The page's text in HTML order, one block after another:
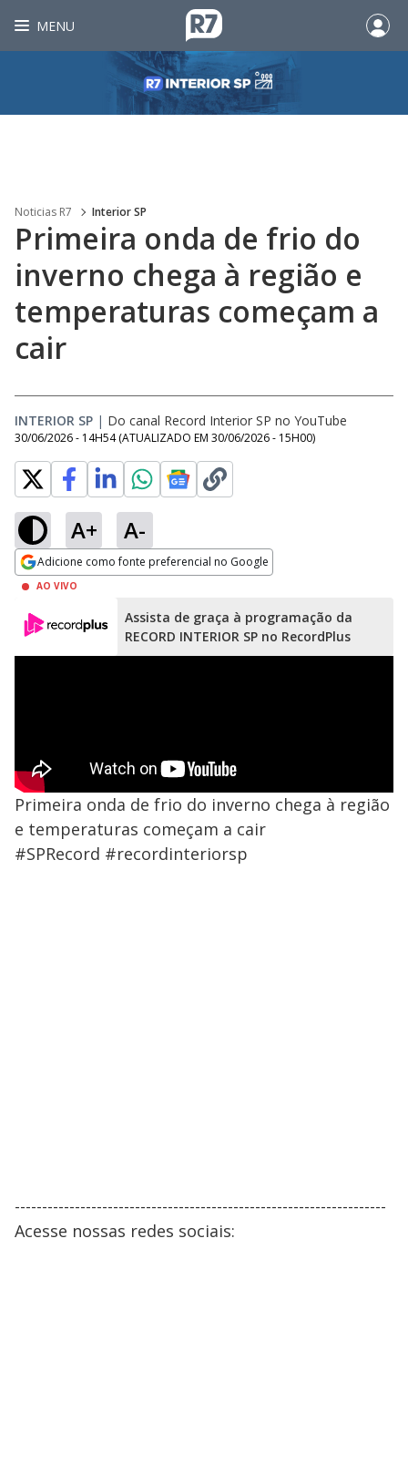
MENU
Noticias R7 Interior SP
Primeira onda de frio do
inverno chega à região e
temperaturas começam a
cair
INTERIOR SP | Do canal Record Interior SP no YouTube
30/06/2026 - 14H54 (ATUALIZADO EM 30/06/2026 - 15H00)
A+ A-
Adicione como fonte preferencial no Google
Opens in new window
AO VIVO
Assista de graça à programação da
RECORD INTERIOR SP no RecordPlus
Primeira onda de frio do inverno chega à região
e temperaturas começam a cair
#SPRecord #recordinteriorsp
--------------------------------------------------------------------
Acesse nossas redes sociais: